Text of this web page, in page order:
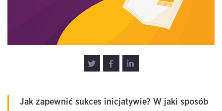
Jak zapewnić sukces inicjatywie? W jaki sposób